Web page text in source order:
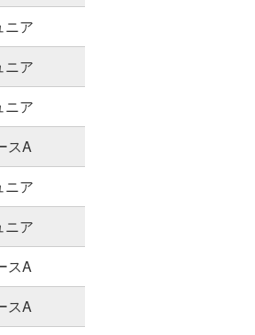
ニア
ニア
ニア
スA
ニア
ニア
スA
スA